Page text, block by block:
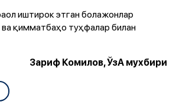
иштирок этган болажонлар
ва қимматбаҳо туҳфалар билан
Зариф Комилов, ЎзА мухбири